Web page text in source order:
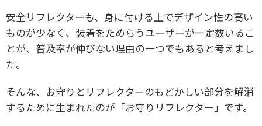
安全リフレクターも、身に付ける上でデザイン性の高い
ものが少なく、装着をためらうユーザーが一定数いるこ
とが、普及率が伸びない理由の一つでもあると考えまし
た。
そんな、お守りとリフレクターのもどかしい部分を解消
するために生まれたのが「お守りリフレクター」です。